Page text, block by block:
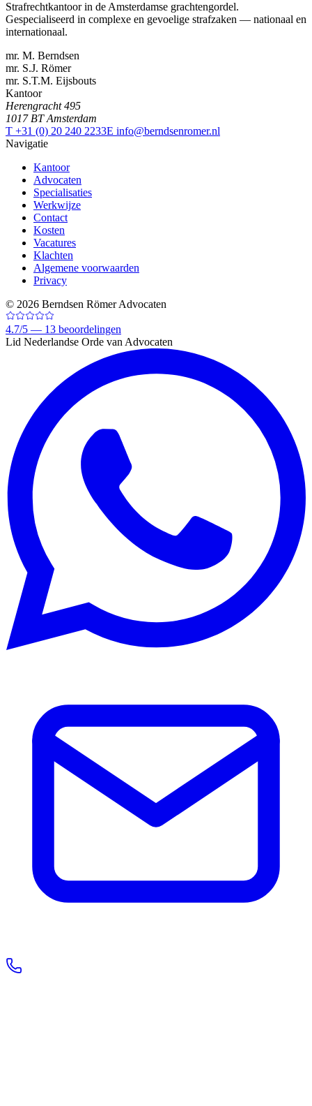
Strafrechtkantoor in de Amsterdamse grachtengordel.
Gespecialiseerd in complexe en gevoelige strafzaken — nationaal en
internationaal.
mr. M. Berndsen
mr. S.J. Römer
mr. S.T.M. Eijsbouts
Kantoor
Herengracht 495
1017 BT Amsterdam
T +31 (0) 20 240 2233E info@berndsenromer.nl
Navigatie
Kantoor
Advocaten
Specialisaties
Werkwijze
Contact
Kosten
Vacatures
Klachten
Algemene voorwaarden
Privacy
© 2026 Berndsen Römer Advocaten
4.7/5 — 13 beoordelingen
Lid Nederlandse Orde van Advocaten